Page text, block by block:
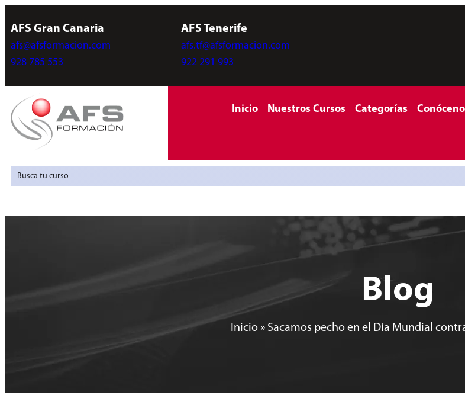
AFS Gran Canaria
afs@afsformacion.com
928 785 553
AFS Tenerife
afs.tf@afsformacion.com
922 291 993
Inicio Nuestros Cursos Categorías
Blog
Inicio» Sacamos pecho en el Día Mundial